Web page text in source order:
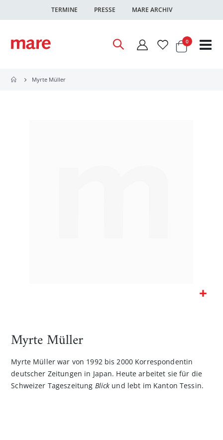
TERMINE PRESSE MARE ARCHIV
Warenkorb
0Artikel
Myrte Müller
Bildgalerie
Myrte Müller
Myrte Müller war von 1992 bis 2000 Korrespondentin
deutscher Zeitungen in Japan. Heute arbeitet sie für die
Schweizer Tageszeitung Blick und lebt im Kanton Tessin.